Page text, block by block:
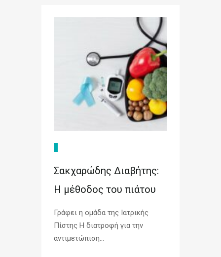
Σακχαρώδης Διαβήτης:
Η μέθοδος του πιάτου
Γράφει η ομάδα της Ιατρικής
Πίστης Η διατροφή για την
αντιμετώπιση...